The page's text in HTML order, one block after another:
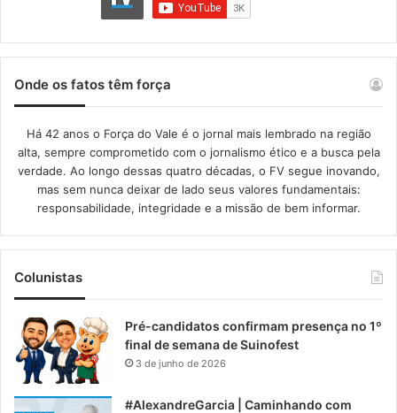
Onde os fatos têm força
Há 42 anos o Força do Vale é o jornal mais lembrado na região
alta, sempre comprometido com o jornalismo ético e a busca pela
verdade. Ao longo dessas quatro décadas, o FV segue inovando,
mas sem nunca deixar de lado seus valores fundamentais:
responsabilidade, integridade e a missão de bem informar.​
Colunistas
Pré-candidatos confirmam presença no 1º
final de semana de Suinofest
3 de junho de 2026
#AlexandreGarcia | Caminhando com